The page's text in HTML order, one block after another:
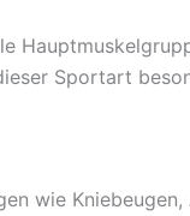
Sportart
wie